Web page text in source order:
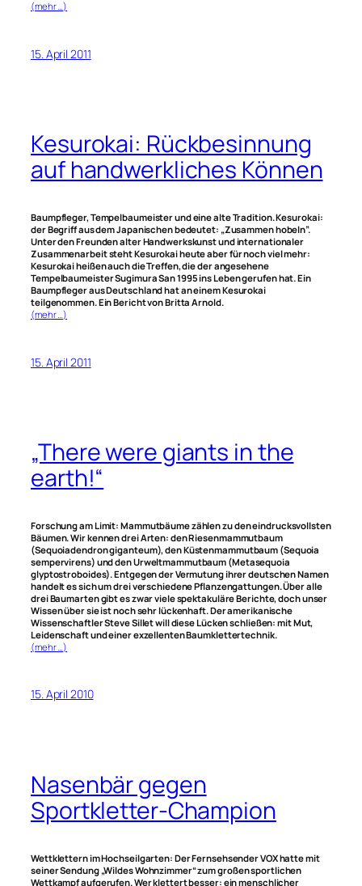
(mehr …)
15. April 2011
Kesurokai: Rückbesinnung
auf handwerkliches Können
Baumpfleger, Tempelbaumeister und eine alte Tradition. Kesurokai:
der Begriff aus dem Japanischen bedeutet: „Zusammen hobeln”.
Unter den Freunden alter Handwerkskunst und internationaler
Zusammenarbeit steht Kesurokai heute aber für noch viel mehr:
Kesurokai heißen auch die Treffen, die der angesehene
Tempelbaumeister Sugimura San 1995 ins Leben gerufen hat. Ein
Baumpfleger aus Deutschland hat an einem Kesurokai
teilgenommen. Ein Bericht von Britta Arnold.
(mehr …)
15. April 2011
„There were giants in the
earth!“
Forschung am Limit: Mammutbäume zählen zu den eindrucksvollsten
Bäumen. Wir kennen drei Arten: den Riesenmammutbaum
(Sequoiadendron giganteum), den Küstenmammutbaum (Sequoia
sempervirens) und den Urweltmammutbaum (Metasequoia
glyptostroboides). Entgegen der Vermutung ihrer deutschen Namen
handelt es sich um drei verschiedene Pflanzengattungen. Über alle
drei Baumarten gibt es zwar viele spektakuläre Berichte, doch unser
Wissen über sie ist noch sehr lückenhaft. Der amerikanische
Wissenschaftler Steve Sillet will diese Lücken schließen: mit Mut,
Leidenschaft und einer exzellenten Baumklettertechnik.
(mehr …)
15. April 2010
Nasenbär gegen
Sportkletter-Champion
Wettklettern im Hochseilgarten: Der Fernsehsender VOX hatte mit
seiner Sendung „Wildes Wohnzimmer“ zum großen sportlichen
Wettkampf aufgerufen. Wer klettert besser: ein menschlicher